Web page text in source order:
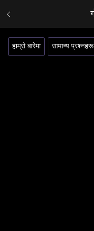
हाम्रो बारेमा सामान्य प्रश्नहरू